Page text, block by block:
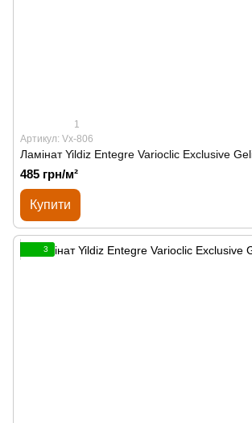
1
Артикул: Vx-806
Ламінат Yildiz Entegre Varioclic Exclusive
485 грн/м²
Купити
3